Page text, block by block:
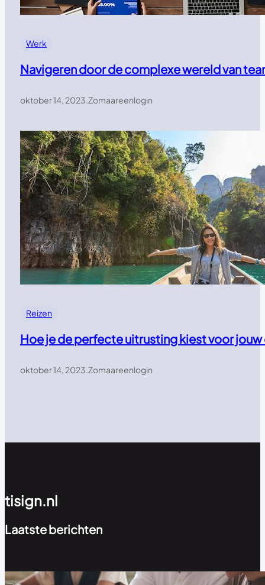
Werk
Navigeren door de complexe wereld van
oktober 14, 2023.Zomaareenlogin
Reizen
Hoe je de perfecte uitrusting kiest voor
oktober 14, 2023.Zomaareenlogin
tisign.nl
Laatste berichten